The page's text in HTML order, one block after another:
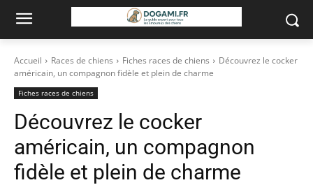
Accueil Races de chiens Fiches races de chiens
Découvrez le cocker
américain, un compagnon fidèle et plein de charme
Fiches races de chiens
Découvrez le cocker
américain, un compagnon
fidèle et plein de charme